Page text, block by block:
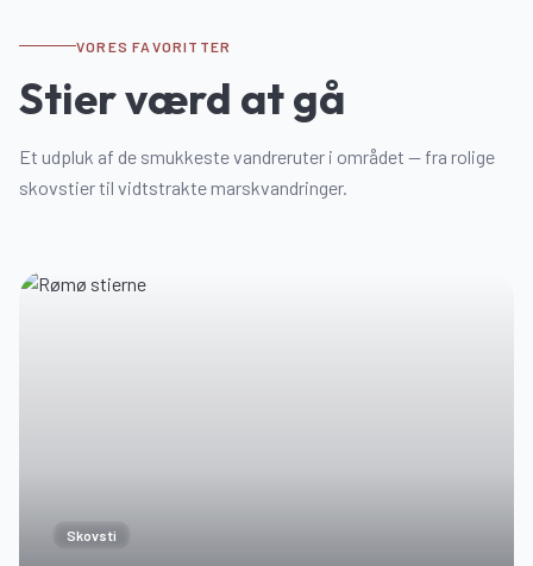
VORES FAVORITTER
Stier værd at gå
Et udpluk af de smukkeste vandreruter i området — fra rolige
skovstier til vidtstrakte marskvandringer.
Skovsti